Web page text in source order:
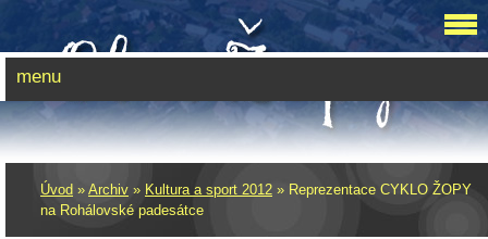
Úvod » Archiv » Kultura a sport 2012 » Reprezentace CYKLO ŽOPY
na Rohálovské padesátce
menu